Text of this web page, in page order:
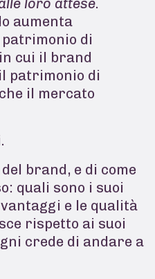
aumenta
di
cui il brand
patrimonio di
il mercato
brand, e di come
quali sono i suoi
e le qualità
rispetto ai suoi
crede di andare a